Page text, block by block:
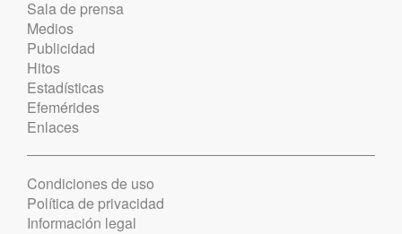
Sala de prensa
Medios
Publicidad
Hitos
Estadísticas
Efemérides
Enlaces
Condiciones de uso
Política de privacidad
Información legal